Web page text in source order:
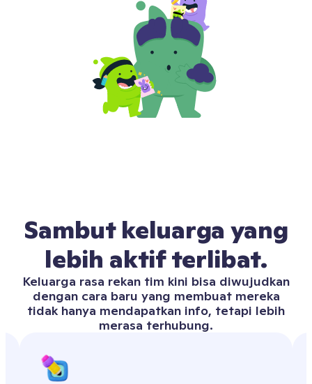
Sambut keluarga yang
lebih aktif terlibat.
Keluarga rasa rekan tim kini bisa diwujudkan
dengan cara baru yang membuat mereka
tidak hanya mendapatkan info, tetapi lebih
merasa terhubung.